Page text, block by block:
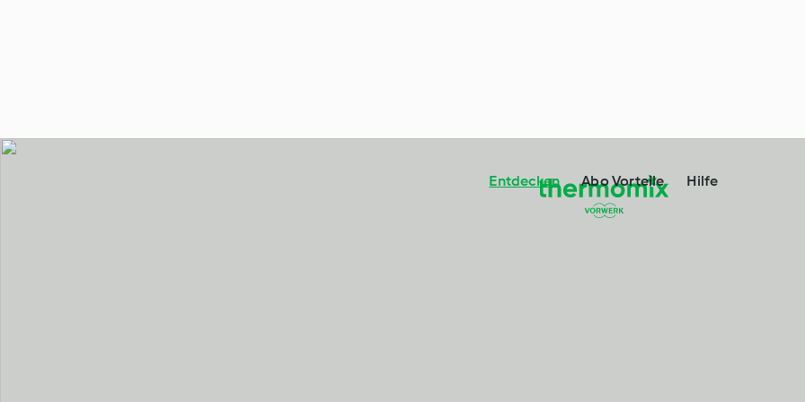
Entdecken Abo Vorteile Hilfe